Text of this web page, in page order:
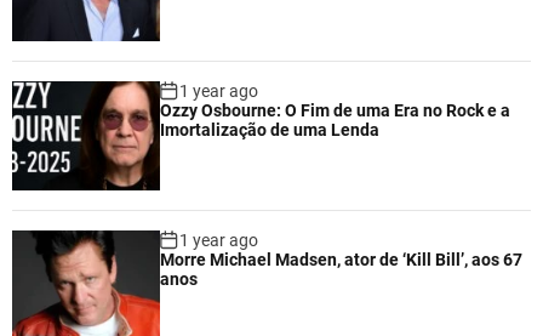
1 year ago
Ozzy Osbourne: O Fim de uma Era no Rock e a
Imortalização de uma Lenda
1 year ago
Morre Michael Madsen, ator de ‘Kill Bill’, aos 67
anos